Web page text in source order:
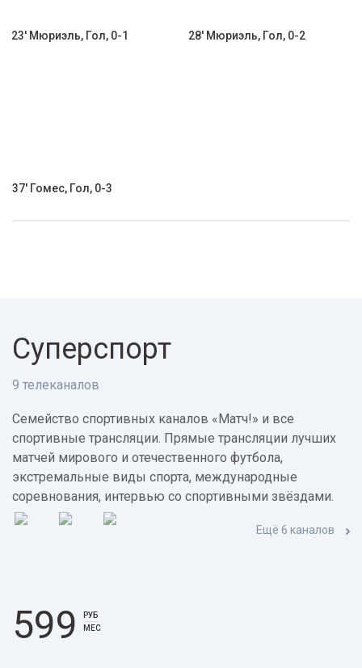
23' Мюриэль, Гол, 0-1 28' Мюриэль, Гол, 0-2
37' Гомес, Гол, 0-3
Суперспорт
9 телеканалов
Семейство спортивных каналов «Матч!» и все
спортивные трансляции. Прямые трансляции лучших
матчей мирового и отечественного футбола,
экстремальные виды спорта, международные
соревнования, интервью со спортивными звёздами.
Ещё 6 каналов
599
РУБ
МЕС